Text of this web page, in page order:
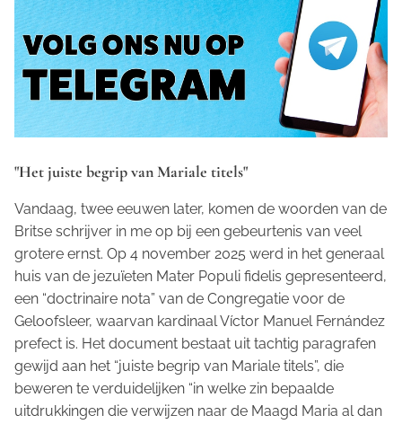
"Het juiste begrip van Mariale titels"
Vandaag, twee eeuwen later, komen de woorden van de
Britse schrijver in me op bij een gebeurtenis van veel
grotere ernst. Op 4 november 2025 werd in het generaal
huis van de jezuïeten Mater Populi fidelis gepresenteerd,
een “doctrinaire nota” van de Congregatie voor de
Geloofsleer, waarvan kardinaal Víctor Manuel Fernández
prefect is. Het document bestaat uit tachtig paragrafen
gewijd aan het “juiste begrip van Mariale titels”, die
beweren te verduidelijken “in welke zin bepaalde
uitdrukkingen die verwijzen naar de Maagd Maria al dan